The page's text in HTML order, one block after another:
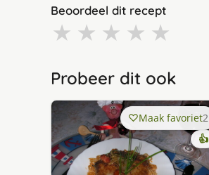
Beoordeel dit recept
★ ★ ★ ★ ★
Probeer dit ook
Maak favoriet2
👍